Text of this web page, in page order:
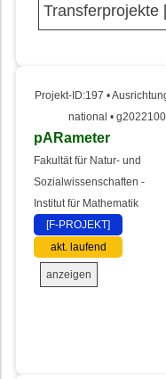
Transferprojekte
Projekt-ID:197 •
national •
pARameter
Fakultät für Natur- und
Sozialwissenschaften -
Institut für Mathematik
[F-PROJEKT]
akt. laufend
anzeigen